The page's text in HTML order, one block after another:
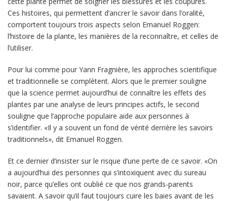
Ces histoires, qui permettent d’ancrer le savoir dans l’oralité,
comportent toujours trois aspects selon Emanuel Roggen:
l’histoire de la plante, les manières de la reconnaître, et celles de
l’utiliser.
Pour lui comme pour Yann Fragnière, les approches scientifique
et traditionnelle se complètent. Alors que le premier souligne
que la science permet aujourd’hui de connaître les effets des
plantes par une analyse de leurs principes actifs, le second
souligne que l’approche populaire aide aux personnes à
s’identifier. «Il y a souvent un fond de vérité derrière les savoirs
traditionnels», dit Emanuel Roggen.
Et ce dernier d’insister sur le risque d’une perte de ce savoir. «On
a aujourd’hui des personnes qui s’intoxiquent avec du sureau
noir, parce qu’elles ont oublié ce que nos grands-parents
savaient. A savoir qu’il faut toujours cuire les baies avant de les